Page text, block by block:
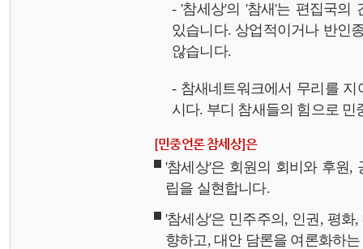
- '참세상'의 '참새'는 편집국의
있습니다. 상업적이거나 반인
않습니다.
- 참새네트워크에서 무리를
시다. 부디 참새들의 힘으로 민
[민중언론 참세상]은
'참세상'은 회원의 회비와 후원,
립을 실현합니다.
'참세상'은 민주주의, 인권, 평
향하고, 대안 담론을 여론화하